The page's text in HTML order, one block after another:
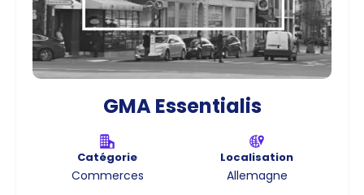
GMA Essentialis
Catégorie
Commerces
Localisation
Allemagne